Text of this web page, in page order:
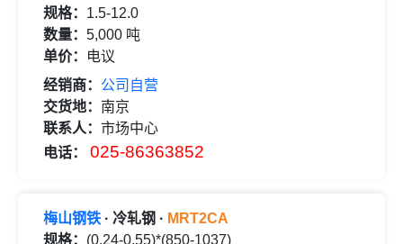
规格： 1.5-12.0
数量： 5,000 吨
单价：
电议
经销商： 公司自营
交货地： 南京
联系人： 市场中心
电话：
025-86363852
梅山钢铁 · 冷轧钢 · MRT2CA
规格： (0.24-0.55)*(850-1037)